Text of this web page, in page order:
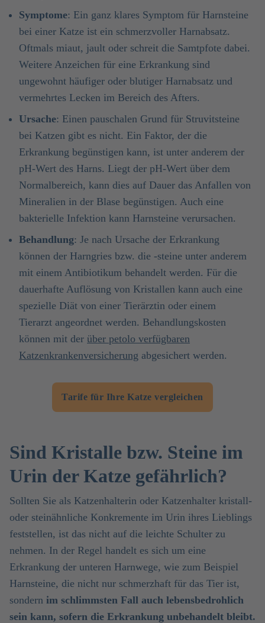
Symptome: Ein ganz klares Symptom für Harnsteine
bei einer Katze ist ein schmerzvoller Harnabsatz.
Oftmals miaut, jault oder schreit die Samtpfote dabei.
Weitere Anzeichen für eine Erkrankung sind
ungewohnt häufiger oder blutiger Harnabsatz und
vermehrtes Lecken im Bereich des Afters.
Ursache: Einen pauschalen Grund für Struvitsteine
bei Katzen gibt es nicht. Ein Faktor, der die
Erkrankung begünstigen kann, ist unter anderem der
pH-Wert des Harns. Liegt der pH-Wert über dem
Normalbereich, kann dies auf Dauer das Anfallen von
Mineralien in der Blase begünstigen. Auch eine
bakterielle Infektion kann Harnsteine verursachen.
Behandlung: Je nach Ursache der Erkrankung
können der Harngries bzw. die -steine unter anderem
mit einem Antibiotikum behandelt werden. Für die
dauerhafte Auflösung von Kristallen kann auch eine
spezielle Diät von einer Tierärztin oder einem
Tierarzt angeordnet werden. Behandlungskosten
können mit der über petolo verfügbaren
Katzenkrankenversicherung abgesichert werden.
Tarife für Ihre Katze vergleichen
Sind Kristalle bzw. Steine im
Urin der Katze gefährlich?
Sollten Sie als Katzenhalterin oder Katzenhalter kristall-
oder steinähnliche Konkremente im Urin ihres Lieblings
feststellen, ist das nicht auf die leichte Schulter zu
nehmen. In der Regel handelt es sich um eine
Erkrankung der unteren Harnwege, wie zum Beispiel
Harnsteine, die nicht nur schmerzhaft für das Tier ist,
sondern im schlimmsten Fall auch lebensbedrohlich
sein kann, sofern die Erkrankung unbehandelt bleibt.